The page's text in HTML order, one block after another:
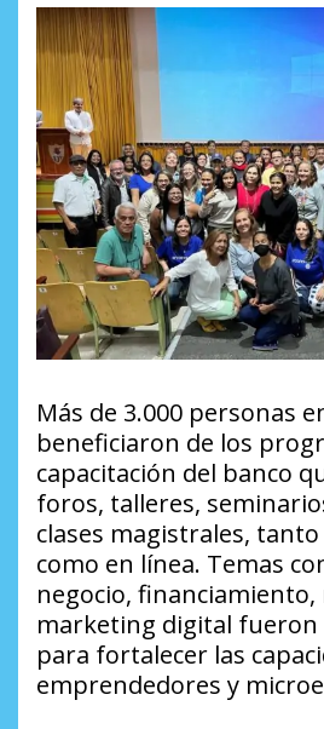
Más de 3.000 personas
beneficiaron de los
capacitación del banco
foros, talleres,
clases magistrales,
como en línea. Temas
negocio, financiamiento,
marketing digital fueron
para fortalecer las
emprendedores y